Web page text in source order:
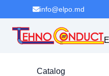
info@elpo.md
Catalog